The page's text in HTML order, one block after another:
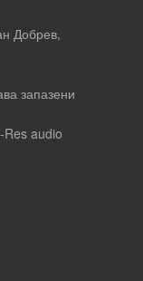
Добрев,
запазени
audio